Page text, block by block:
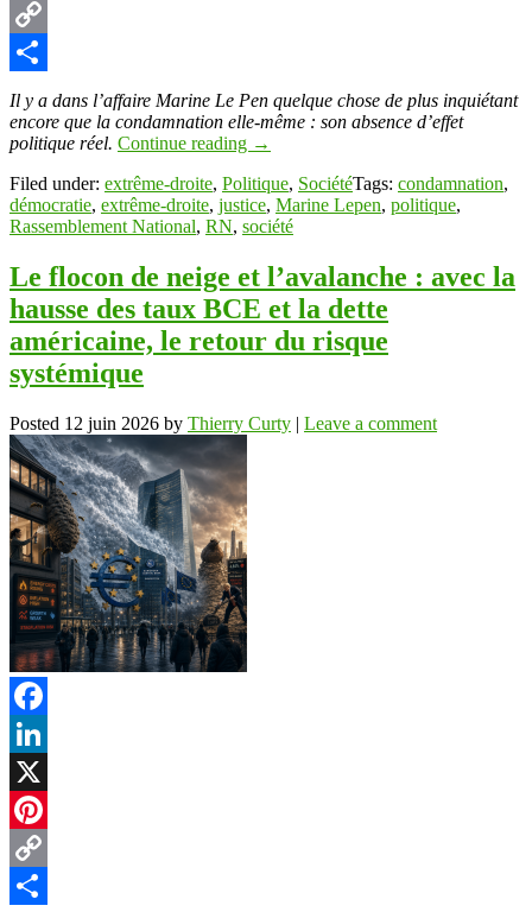
Pinterest
Copy
Link
Partager
Il y a dans l’affaire Marine Le Pen quelque chose de plus inquiétant
encore que la condamnation elle-même : son absence d’effet
politique réel. Continue reading →
Filed under: extrême-droite, Politique, SociétéTags: condamnation,
démocratie, extrême-droite, justice, Marine Lepen, politique,
Rassemblement National, RN, société
Le flocon de neige et l’avalanche : avec la
hausse des taux BCE et la dette
américaine, le retour du risque
systémique
Posted 12 juin 2026 by Thierry Curty | Leave a comment
Facebook
LinkedIn
X
Pinterest
Copy